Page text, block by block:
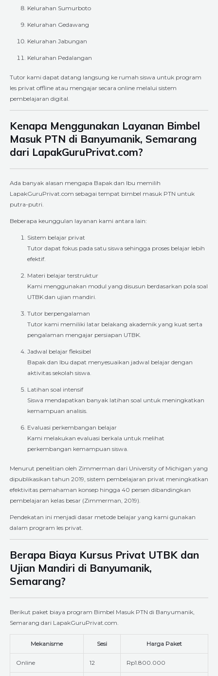
Kelurahan Sumurboto
Kelurahan Gedawang
Kelurahan Jabungan
Kelurahan Pedalangan
Tutor kami dapat datang langsung ke rumah siswa untuk program
les privat offline atau mengajar secara online melalui sistem
pembelajaran digital.
Kenapa Menggunakan Layanan Bimbel
Masuk PTN di Banyumanik, Semarang
dari LapakGuruPrivat.com?
Ada banyak alasan mengapa Bapak dan Ibu memilih
LapakGuruPrivat.com sebagai tempat bimbel masuk PTN untuk
putra-putri.
Beberapa keunggulan layanan kami antara lain:
Sistem belajar privat
Tutor dapat fokus pada satu siswa sehingga proses belajar lebih
efektif.
Materi belajar terstruktur
Kami menggunakan modul yang disusun berdasarkan pola soal
UTBK dan ujian mandiri.
Tutor berpengalaman
Tutor kami memiliki latar belakang akademik yang kuat serta
pengalaman mengajar persiapan UTBK.
Jadwal belajar fleksibel
Bapak dan Ibu dapat menyesuaikan jadwal belajar dengan
aktivitas sekolah siswa.
Latihan soal intensif
Siswa mendapatkan banyak latihan soal untuk meningkatkan
kemampuan analisis.
Evaluasi perkembangan belajar
Kami melakukan evaluasi berkala untuk melihat
perkembangan kemampuan siswa.
Menurut penelitian oleh Zimmerman dari University of Michigan yang
dipublikasikan tahun 2019, sistem pembelajaran privat meningkatkan
efektivitas pemahaman konsep hingga 40 persen dibandingkan
pembelajaran kelas besar (Zimmerman, 2019).
Pendekatan ini menjadi dasar metode belajar yang kami gunakan
dalam program les privat.
Berapa Biaya Kursus Privat UTBK dan
Ujian Mandiri di Banyumanik,
Semarang?
Berikut paket biaya program Bimbel Masuk PTN di Banyumanik,
Semarang dari LapakGuruPrivat.com.
Mekanisme Sesi Harga Paket
Online 12 Rp1.800.000